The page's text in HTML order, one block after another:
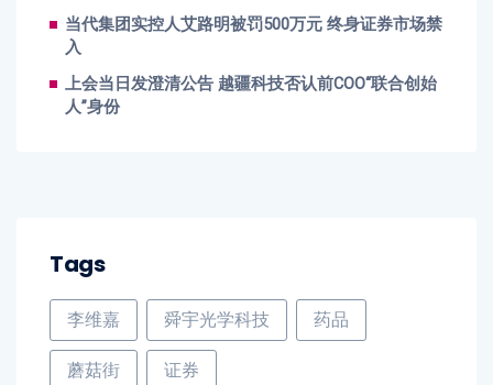
当代集团实控人艾路明被罚500万元 终身证券市场禁
入
上会当日发澄清公告 越疆科技否认前COO“联合创始
人”身份
Tags
李维嘉 舜宇光学科技 药品
蘑菇街 证券